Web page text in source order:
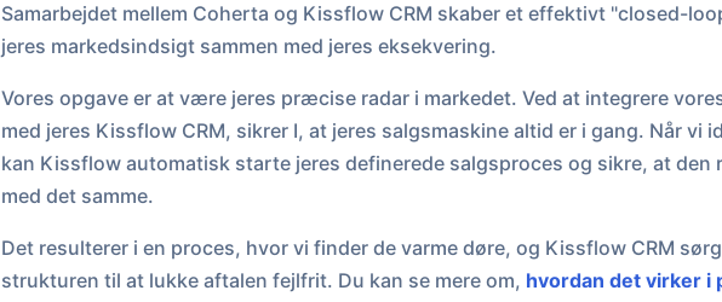
Samarbejdet mellem Coherta og Kissflow CRM skaber et effektivt "closed-
jeres markedsindsigt sammen med jeres eksekvering.
Vores opgave er at være jeres præcise radar i markedet. Ved at integrere
med jeres Kissflow CRM, sikrer I, at jeres salgsmaskine altid er i gang. Når vi
kan Kissflow automatisk starte jeres definerede salgsproces og sikre, at
med det samme.
Det resulterer i en proces, hvor vi finder de varme døre, og Kissflow CRM
strukturen til at lukke aftalen fejlfrit. Du kan se mere om, hvordan det virker i